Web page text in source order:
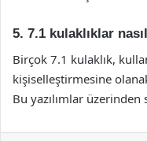
5. 7.1 kulaklıklar
Birçok 7.1 kulaklık,
kişiselleştirmesine
Bu yazılımlar üzerinden